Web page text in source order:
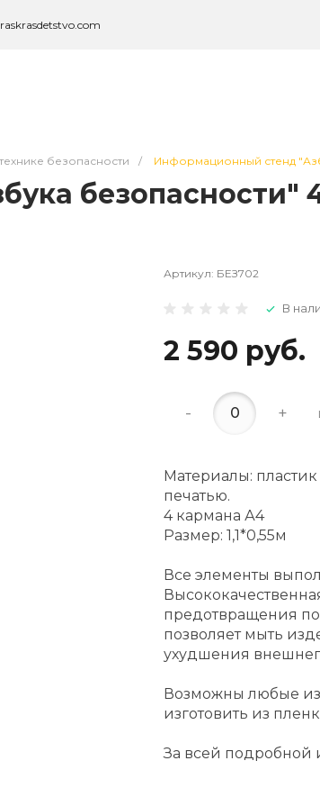
безопасности / Информационный стенд
безопасности"
Артикул: БЕЗ702
В
2 590 руб.
- +
Материалы:
печатью.
4 кармана А4
Размер: 1,1*0,55м
Все элементы
предотвращения
позволяет мыть
ухудшения
Возможны любые
изготовить из
За всей подробной